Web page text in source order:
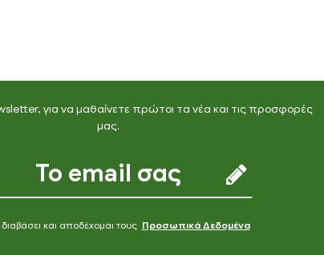
για να μαθαίνετε πρώτοι τα νέα και τις προσφορές
μας.
και αποδέχομαι τους Προσωπικά Δεδομένα